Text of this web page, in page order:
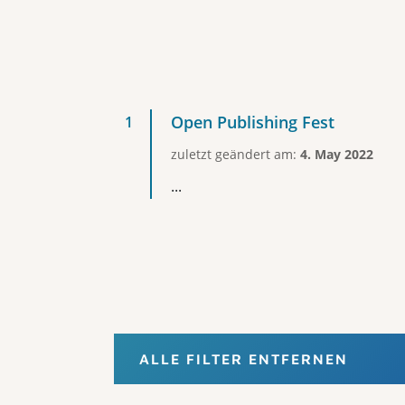
Open Publishing Fest
zuletzt geändert am: 4. May 2022
...
ALLE FILTER ENTFERNEN